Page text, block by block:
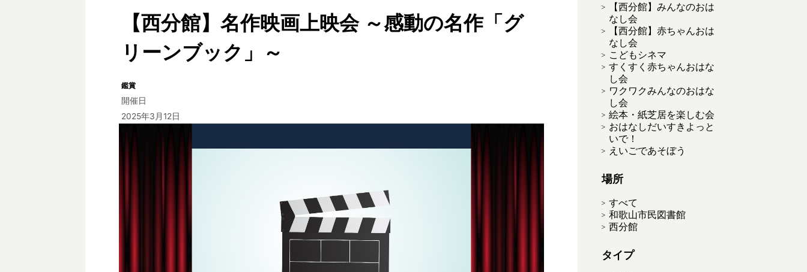
【西分館】名作映画上映会 ～感動の名作「グ
リーンブック」～
鑑賞
開催日
2025年3月12日
【西分館】みんなのおは
なし会
【西分館】赤ちゃんおは
なし会
こどもシネマ
すくすく赤ちゃんおはな
し会
ワクワクみんなのおはな
し会
絵本・紙芝居を楽しむ会
おはなしだいすきよっと
いで！
えいごであそぼう
場所
すべて
和歌山市民図書館
西分館
タイプ